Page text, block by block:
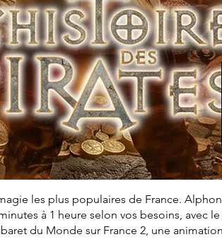
les plus populaires de France.
à 1 heure selon vos besoins, avec
du Monde sur France 2, une